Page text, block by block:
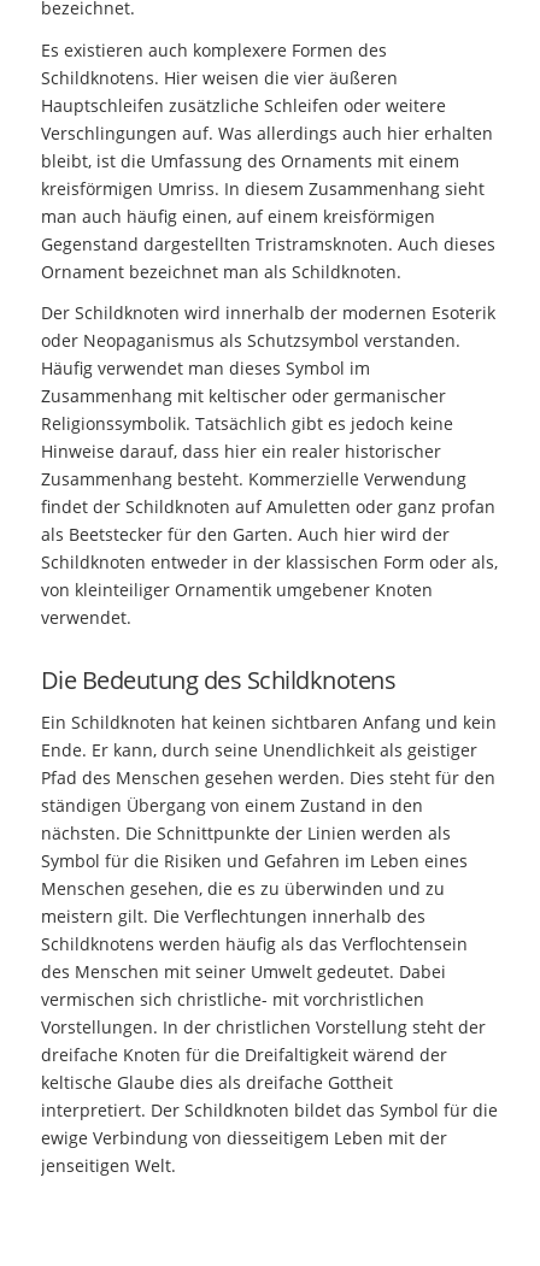
bezeichnet.
Es existieren auch komplexere Formen des
Schildknotens. Hier weisen die vier äußeren
Hauptschleifen zusätzliche Schleifen oder weitere
Verschlingungen auf. Was allerdings auch hier erhalten
bleibt, ist die Umfassung des Ornaments mit einem
kreisförmigen Umriss. In diesem Zusammenhang sieht
man auch häufig einen, auf einem kreisförmigen
Gegenstand dargestellten Tristramsknoten. Auch dieses
Ornament bezeichnet man als Schildknoten.
Der Schildknoten wird innerhalb der modernen Esoterik
oder Neopaganismus als Schutzsymbol verstanden.
Häufig verwendet man dieses Symbol im
Zusammenhang mit keltischer oder germanischer
Religionssymbolik. Tatsächlich gibt es jedoch keine
Hinweise darauf, dass hier ein realer historischer
Zusammenhang besteht. Kommerzielle Verwendung
findet der Schildknoten auf Amuletten oder ganz profan
als Beetstecker für den Garten. Auch hier wird der
Schildknoten entweder in der klassischen Form oder als,
von kleinteiliger Ornamentik umgebener Knoten
verwendet.
Die Bedeutung des Schildknotens
Ein Schildknoten hat keinen sichtbaren Anfang und kein
Ende. Er kann, durch seine Unendlichkeit als geistiger
Pfad des Menschen gesehen werden. Dies steht für den
ständigen Übergang von einem Zustand in den
nächsten. Die Schnittpunkte der Linien werden als
Symbol für die Risiken und Gefahren im Leben eines
Menschen gesehen, die es zu überwinden und zu
meistern gilt. Die Verflechtungen innerhalb des
Schildknotens werden häufig als das Verflochtensein
des Menschen mit seiner Umwelt gedeutet. Dabei
vermischen sich christliche- mit vorchristlichen
Vorstellungen. In der christlichen Vorstellung steht der
dreifache Knoten für die Dreifaltigkeit wärend der
keltische Glaube dies als dreifache Gottheit
interpretiert. Der Schildknoten bildet das Symbol für die
ewige Verbindung von diesseitigem Leben mit der
jenseitigen Welt.